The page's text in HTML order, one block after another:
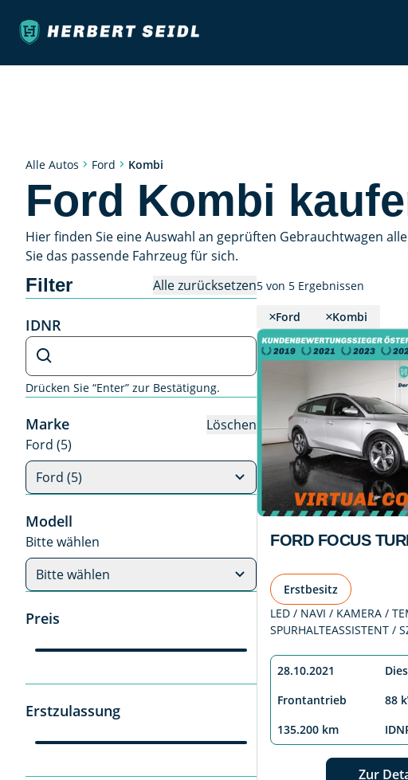
Alle Autos Ford Kombi
Ford Kombi
Hier finden Sie eine Auswahl an geprüften Gebrauchtwagen
Sie das passende Fahrzeug für sich.
Filter Alle zurücksetzen
IDNR
IDNR
Drücken Sie “Enter” zur Bestätigung.
Marke
Löschen
Ford (5)
Ford (5)
Modell
Bitte wählen
Bitte wählen
Preis
Erstzulassung
5 von 5 Ergebnissen
Ford Kombi
FORD FOCUS
Erstbesitz
LED / NAVI / KAMERA /
SPURHALTEASSISTENT /
28.10.2021
Frontantrieb
88
135.200 km
Zur